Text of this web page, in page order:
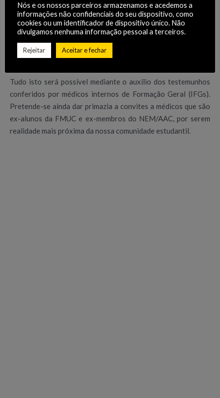
tomada de decisão consciente e informada acerca do seu
ingresso na Formação Geral. Desta forma, pretendemos
esclarecer os estudantes acerca da dos diversos centros
hospitalares portugueses, como opções de locais para
realizar o seu Internato de Formação Geral.
Tudo isto será possível mediante o auxílio dos testemunhos
conferidos por médicos internos de Formação Geral (IFGs).
Pretende-se ainda dar primazia a convites a médicos que são
ex-alunos da FMUC e ex-membros do NEM/AAC, por serem
realidade mais próxima da nossa comunidade estudantil.
Nós e os nossos parceiros armazenamos e acedemos a
informações não confidenciais do seu dispositivo, como
cookies ou um identificador de dispositivo único. Não
divulgamos nenhuma informação pessoal a terceiros.
Rejeitar Aceitar e fechar